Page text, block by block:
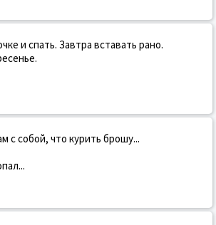
и спать. Завтра вставать рано.
с собой, что курить брошу...